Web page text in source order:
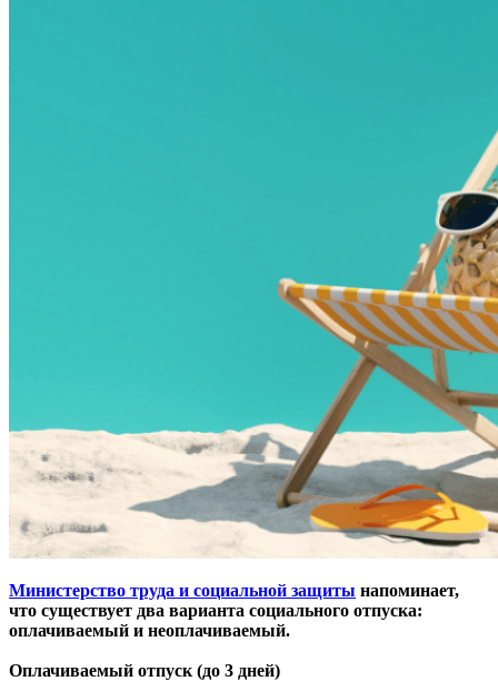
Министерство труда и социальной защиты напоминает,
что существует два варианта социального отпуска:
оплачиваемый и неоплачиваемый.
Оплачиваемый отпуск (до 3 дней)